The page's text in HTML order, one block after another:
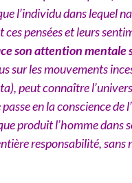
l’individu dans lequel
ces pensées et leurs
son attention mentale
sur les mouvements
peut connaître
en la conscience de
produit l’homme dans
responsabilité, sans